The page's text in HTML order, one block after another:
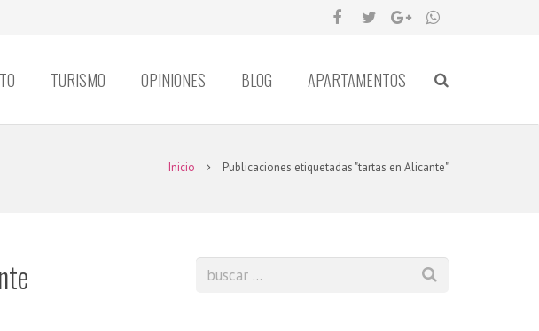
TURISMO OPINIONES BLOG APARTAMENTOS
Inicio Publicaciones etiquetadas "tartas en Alicante"